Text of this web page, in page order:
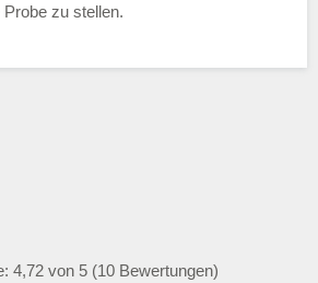
zu stellen.
4,72 von 5 (10 Bewertungen)